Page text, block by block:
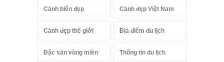
Cảnh biển đẹp Cảnh đẹp Việt Nam
Cảnh đẹp thế giới Địa điểm du lịch
Đặc sản vùng miền Thông tin du lịch